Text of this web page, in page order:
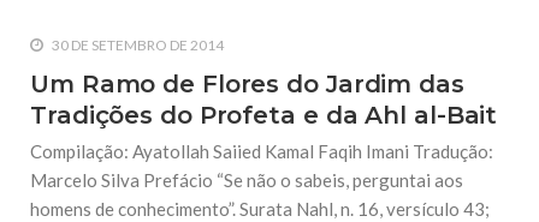
30 DE SETEMBRO DE 2014
Um Ramo de Flores do Jardim das
Tradições do Profeta e da Ahl al-Bait
Compilação: Ayatollah Saiied Kamal Faqih Imani Tradução:
Marcelo Silva Prefácio “Se não o sabeis, perguntai aos
homens de conhecimento”. Surata Nahl, n. 16, versículo 43;